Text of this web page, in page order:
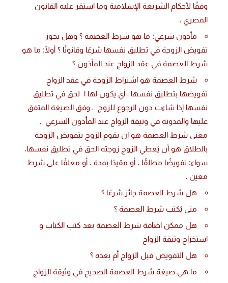
وفقًا لأحكام الشريعة الإسلامية وما استقر عليه القانون
المصري .
مأذون شرعي: ما هو شرط العصمة ؟ وهل يجوز
تفويض الزوجة في تطليق نفسها شرعًا وقانونًا ؟ أولًا: ما هو
شرط العصمة في عقد الزواج عند المأذون ؟
شرط العصمة هو اشتراط الزوجة في عقد الزواج
تفويضها بتطليق نفسها ، أي يكون لها ا لحق في تطليق
نفسها إذا شاءت دون الرجوع للزوج ، وفق الصيغة المتفق
عليها والمدونة في وثيقة الزواج عند المأذون الشرعي .
معنى شرط العصمة هو ان يقوم الزوج بتفويض الزوجة
بالطلاق هو أن يُعطي الزوج زوجته الحق في تطليق نفسها،
سواء: تفويضًا مطلقًا . أو مقيدًا بمدة . أو معلقًا على شرط
معين .
هل شرط العصمة جائز شرعًا ؟
متى يُكتب شرط العصمة ؟
هل ممكن اضافة شرط العصمة بعد كتب الكتاب و
استخراج وثيقة الزواج
هل التفويض قبل الزواج أم بعده ؟
ما هي صيغة شرط العصمة الصحيح في وثيقة الزواج